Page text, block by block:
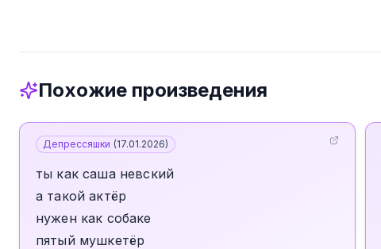
Похожие произведения
Депрессяшки (17.01.2026)
ты как саша невский
а такой актёр
нужен как собаке
пятый мушкетёр